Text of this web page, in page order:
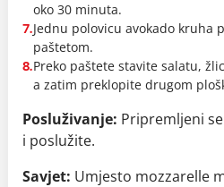
oko 30 minuta.
7.Jednu polovicu avokado kruha
paštetom.
8.Preko paštete stavite salatu,
a zatim preklopite drugom
Posluživanje: Pripremljeni
i poslužite.
Savjet: Umjesto mozzarelle